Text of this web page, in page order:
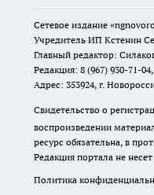
Сетевое издание
Учредитель ИП Кстенин
Главный редактор:
Редакция: 8 (967) 930-71-
Адрес: 353924, г.
Свидетельство о
воспроизведении
ресурс обязательна, в
Редакция портала не
Политика